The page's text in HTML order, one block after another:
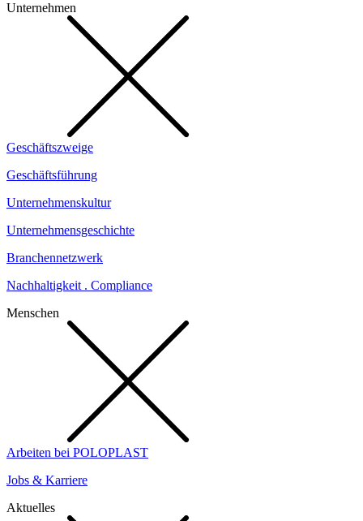
Unternehmen
Geschäftszweige
Geschäftsführung
Unternehmenskultur
Unternehmensgeschichte
Branchennetzwerk
Nachhaltigkeit . Compliance
Menschen
Arbeiten bei POLOPLAST
Jobs & Karriere
Aktuelles